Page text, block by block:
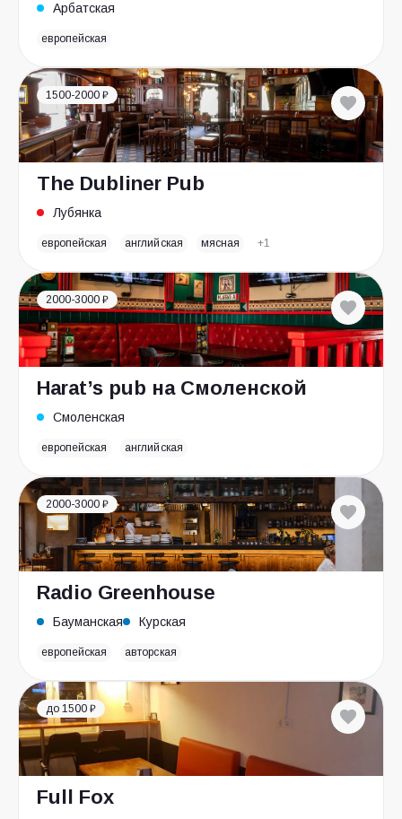
Арбатская
европейская
1500-2000 ₽
The Dubliner Pub
Лубянка
европейская английская мясная +1
2000-3000 ₽
Harat’s pub на Смоленской
Смоленская
европейская английская
2000-3000 ₽
Radio Greenhouse
Бауманская Курская
европейская авторская
до 1500 ₽
Full Fox